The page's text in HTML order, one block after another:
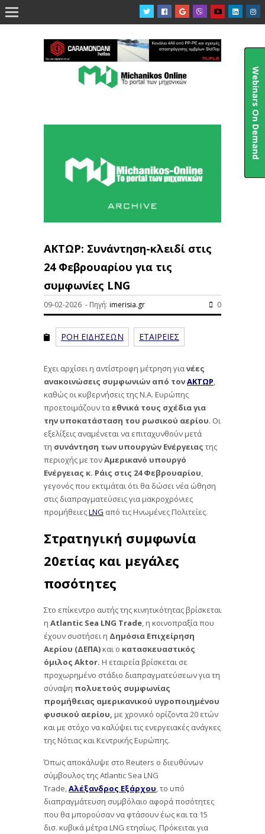

ΑΚΤΩΡ: Συνάντηση-κλειδί στις
24 Φεβρουαρίου για τις
συμφωνίες LNG
09-02-2026 - Πηγή: imerisia.gr 0
ΡΟΗ ΕΙΔΗΣΕΩΝ ΕΤΑΙΡΕΙΕΣ
Εχει αρχίσει η αντίστροφη μέτρηση γιανέες
ανακοινώσεις συμφωνιών από τονΑΚΤΩΡ,
καθώς οι κυβερνήσεις της Ν.Α. Ευρώπης
προετοιμάζουν ταεθνικά τους σχέδια για
την υποκατάσταση του ρωσικού αερίου. Οι
εξελίξεις αναμένεται να επιταχυνθούν μετά
τη συνάντηση των υπουργών Ενέργειας της
περιοχής με τονΑμερικανό υπουργό
Ενέργειας κ. Ράις στις 24 Φεβρουαρίου,
γεγονός που εκτιμάται ότι θα δώσει νέα ώθηση
στις διαπραγματεύσεις για μακροχρόνιες
προμήθειεςLNG από τις Ηνωμένες Πολιτείες.
Στρατηγική συμφωνία
20ετίας και μεγάλες
ποσότητες
Στο επίκεντρο αυτής της κινητικότητας βρίσκεται
η Atlantic Sea LNG Trade , η κοινοπραξία που
έχουν συστήσει η Δημόσια Επιχείρηση
Αερίου (ΔΕΠΑ)και ο κατασκευαστικός
όμιλος Aktor. Η εταιρεία βρίσκεται σε
προχωρημένο στάδιο διαπραγματεύσεων για τη
σύναψη πολυετούς συμφωνίας
προμήθειας αμερικανικού υγροποιημένου
φυσικού αερίου, με χρονικό ορίζοντα 20 ετών
και με στόχο να καλύψει τις ενεργειακές ανάγκες
της Νότιας και Κεντρικής Ευρώπης.
Όπως αποκάλυψε στο Reuters ο διευθύνων
σύμβουλος της Atlantic Sea LNG
Trade,Αλέξανδρος Εξάρχου, το υπό
διαπραγμάτευση συμβόλαιο αφορά ποσότητες
που θα μπορούσαν να φτάσουν έως και τα 15
δισ. κυβικά μέτρα LNG ετησίως. Πρόκειται για
Webinars On Demand